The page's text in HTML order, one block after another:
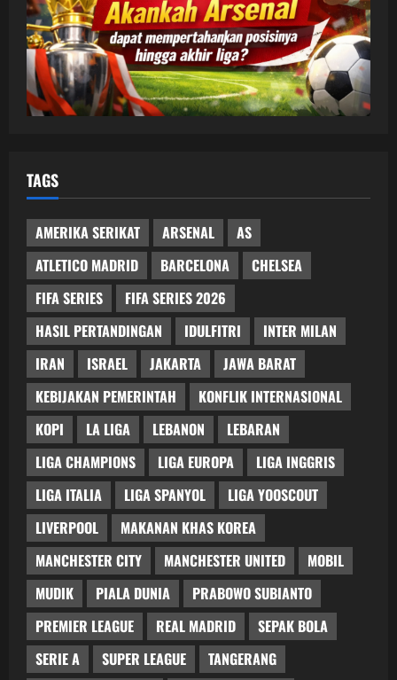
TAGS
AMERIKA SERIKAT ARSENAL
AS
ATLETICO MADRID
BARCELONA
CHELSEA
FIFA SERIES
FIFA SERIES 2026
HASIL PERTANDINGAN
IDULFITRI
INTER MILAN
IRAN
ISRAEL JAKARTA
JAWA BARAT
KEBIJAKAN PEMERINTAH
KONFLIK INTERNASIONAL
KOPI
LA LIGA LEBANON
LEBARAN
LIGA CHAMPIONS
LIGA EUROPA
LIGA INGGRIS
LIGA ITALIA
LIGA SPANYOL
LIGA YOOSCOUT
LIVERPOOL
MAKANAN KHAS KOREA
MANCHESTER CITY
MANCHESTER UNITED
MOBIL
MUDIK
PIALA DUNIA
PRABOWO SUBIANTO
PREMIER LEAGUE
REAL MADRID
SEPAK BOLA
SERIE A
SUPER LEAGUE
TANGERANG